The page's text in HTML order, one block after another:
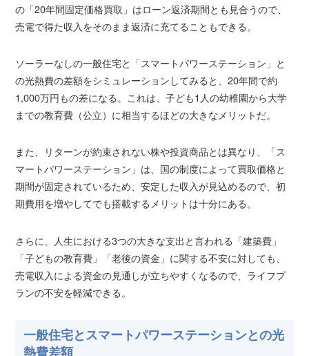
の「20年間固定価格買取」はローン返済期間とも見合うので、
売電で得た収入をそのまま返済に充てることもできる。
ソーラーなしの一般住宅と「スマートパワーステーション」と
の光熱費の差額をシミュレーションしてみると、20年間で約
1,000万円もの差になる。これは、子ども1人の幼稚園から大学
までの教育費（公立）に相当するほどの大きなメリットだ。
また、リターンが約束されない株や投資商品とは異なり、「ス
マートパワーステーション」は、国の制度によって買取価格と
期間が固定されているため、安定した収入が見込めるので、初
期費用を増やしてでも搭載するメリットは十分にある。
さらに、人生における3つの大きな支出と言われる「建築費」
「子どもの教育費」「老後の資金」に関する不安に対しても、
売電収入による資金の見通しが立ちやすくなるので、ライフプ
ランの不安を軽減できる。
一般住宅とスマートパワーステーションとの光
熱費差額